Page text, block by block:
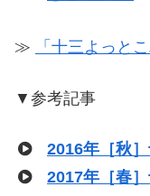
≫ 「十三よっと
▼参考記事
2016年［秋
2017年［春